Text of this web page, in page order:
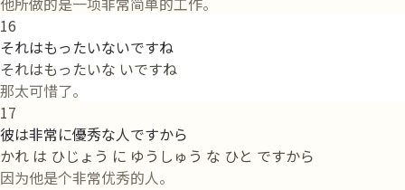
16
それはもったいないですね
それはもったいな いですね
那太可惜了。
17
彼は非常に優秀な人ですから
かれ は ひじょう に ゆうしゅう な ひと ですから
因为他是个非常优秀的人。